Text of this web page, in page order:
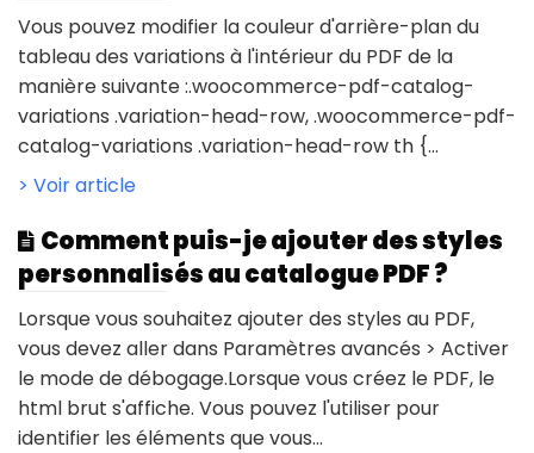
Vous pouvez modifier la couleur d'arrière-plan du
tableau des variations à l'intérieur du PDF de la
manière suivante :.woocommerce-pdf-catalog-
variations .variation-head-row, .woocommerce-pdf-
catalog-variations .variation-head-row th {...
> Voir article
Comment puis-je ajouter des styles
personnalisés au catalogue PDF ?
Lorsque vous souhaitez ajouter des styles au PDF,
vous devez aller dans Paramètres avancés > Activer
le mode de débogage.Lorsque vous créez le PDF, le
html brut s'affiche. Vous pouvez l'utiliser pour
identifier les éléments que vous...